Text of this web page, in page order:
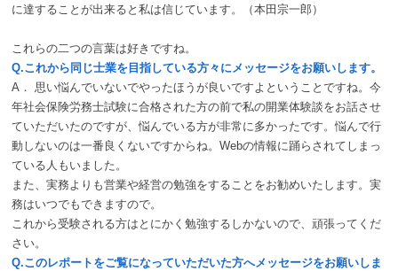
に達することが出来ると私は信じています。（本田宗一郎）
これらの二つの言葉は好きですね。
Q.これから同じ士業を目指している方々にメッセージをお願いします。
A． 思い悩んでいないでやったほうが良いですよということですね。今
年社会保険労務士試験に合格された方の前で私の開業体験談をお話させ
ていただいたのですが、悩んでいる方が非常に多かったです。悩んで行
動しないのは一番良くないですからね。Webの情報に踊らされてしまっ
ている人もいました。
また、実務よりも営業や経営の勉強をすることをお勧めいたします。実
務はいつでもできますので。
これから受験される方はとにかく勉強するしかないので、頑張ってくだ
さい。
Q.このレポートをご覧になっていただいた方へメッセージをお願いしま